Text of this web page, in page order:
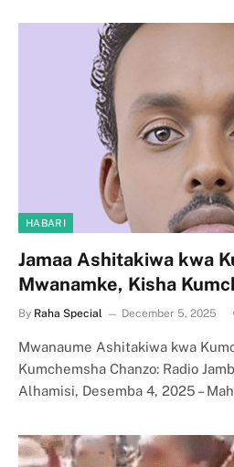
HABARI
Jamaa Ashitakiwa kwa
Mwanamke, Kisha
By Raha Special December 5, 2025
Mwanaume Ashitakiwa kwa
Kumchemsha Chanzo: Radio
Alhamisi, Desemba 4, 2025 –